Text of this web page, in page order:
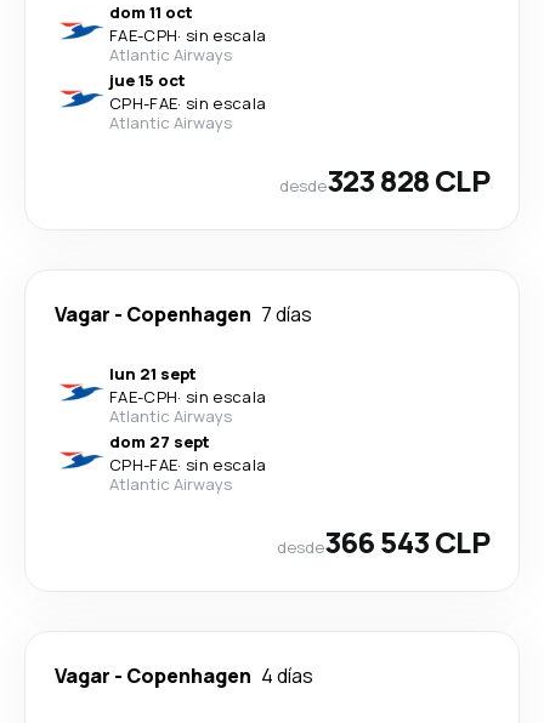
dom 11 oct
FAE-CPH· sin escala
Atlantic Airways
jue 15 oct
CPH-FAE· sin escala
Atlantic Airways
desde323 828 CLP
Vagar - Copenhagen 7 días
lun 21 sept
FAE-CPH· sin escala
Atlantic Airways
dom 27 sept
CPH-FAE· sin escala
Atlantic Airways
desde366 543 CLP
Vagar - Copenhagen 4 días